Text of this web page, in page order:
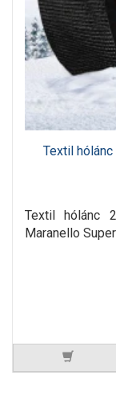
Textil
Textil hólánc
Maranello